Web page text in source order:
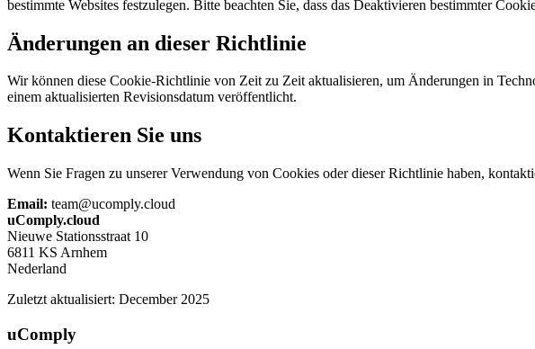
bestimmte Websites festzulegen. Bitte beachten Sie, dass das Deaktivieren bestimmter
Änderungen an dieser Richtlinie
Wir können diese Cookie-Richtlinie von Zeit zu Zeit aktualisieren, um Änderungen in
einem aktualisierten Revisionsdatum veröffentlicht.
Kontaktieren Sie uns
Wenn Sie Fragen zu unserer Verwendung von Cookies oder dieser Richtlinie haben,
Email: team@ucomply.cloud
uComply.cloud
Nieuwe Stationsstraat 10
6811 KS Arnhem
Nederland
Zuletzt aktualisiert: December 2025
uComply